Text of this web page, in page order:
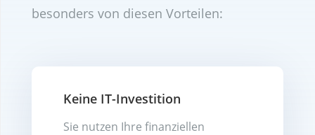
besonders von diesen Vorteilen:
Keine IT-Investition
Sie nutzen Ihre finanziellen